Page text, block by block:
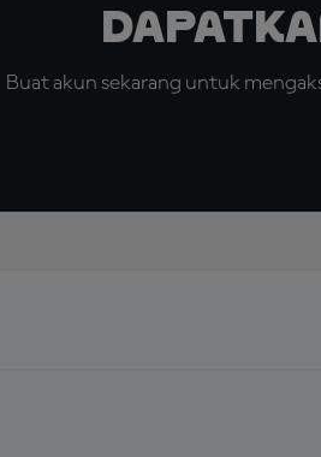
Buat akun sekarang untuk